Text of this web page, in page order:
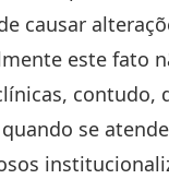
causar
este fato
contudo,
se